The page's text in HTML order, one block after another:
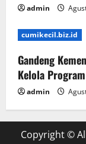
admin
cumikecil.biz.id
Gandeng
Kelola
admin
Copyright ©